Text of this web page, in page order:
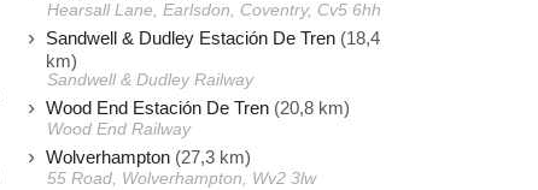
Hearsall Lane, Earlsdon, Coventry, Cv5 6hh
Sandwell & Dudley Estación De Tren (18,4
km)
Sandwell & Dudley Railway
Wood End Estación De Tren (20,8 km)
Wood End Railway
Wolverhampton (27,3 km)
55 Road, Wolverhampton, Wv2 3lw